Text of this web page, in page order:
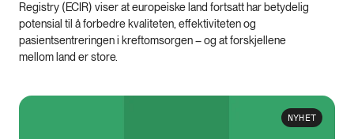
Registry (ECIR) viser at europeiske land fortsatt har betydelig
potensial til å forbedre kvaliteten, effektiviteten og
pasientsentreringen i kreftomsorgen – og at forskjellene
mellom land er store.
NYHET